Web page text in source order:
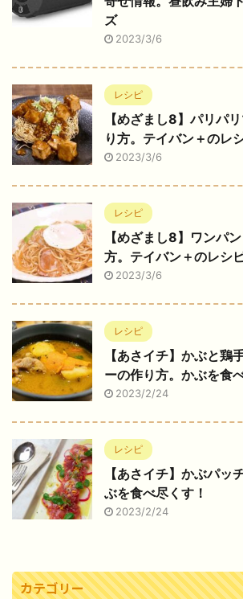
ズ
2023/3/6
レシピ
【めざまし8】パリパ
り方。テイバン＋のレ
2023/3/6
レシピ
【めざまし8】ワンパ
方。テイバン＋のレシ
2023/3/6
レシピ
【あさイチ】かぶと鶏
ーの作り方。かぶを食
2023/2/24
レシピ
【あさイチ】かぶパッ
ぶを食べ尽くす！
2023/2/24
カテゴリー